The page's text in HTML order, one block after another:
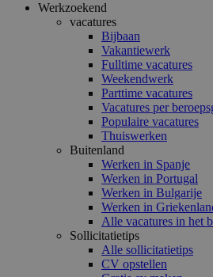
Werkzoekend
vacatures
Bijbaan
Vakantiewerk
Fulltime vacatures
Weekendwerk
Parttime vacatures
Vacatures per
Populaire vacatures
Thuiswerken
Buitenland
Werken in Spanje
Werken in Portugal
Werken in Bulgarije
Werken in
Alle vacatures in het
Sollicitatietips
Alle sollicitatietips
CV opstellen